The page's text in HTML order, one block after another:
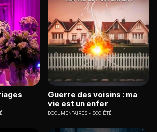
Guerre des voisins : ma
vie est un enfer
DOCUMENTAIRES SOCIÉTÉ